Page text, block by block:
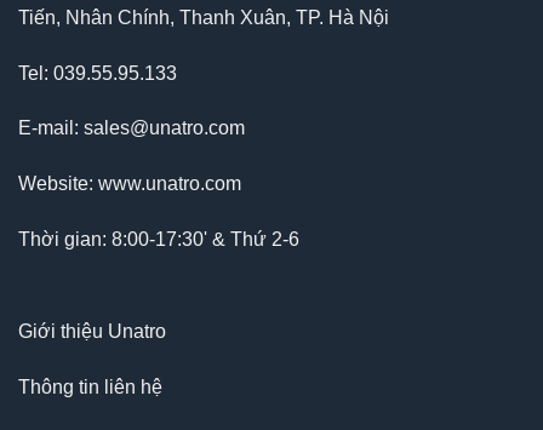
Tiến, Nhân Chính, Thanh Xuân, TP. Hà Nội
Tel: 039.55.95.133
E-mail: sales@unatro.com
Website: www.unatro.com
Thời gian: 8:00-17:30' & Thứ 2-6
Giới thiệu Unatro
Thông tin liên hệ